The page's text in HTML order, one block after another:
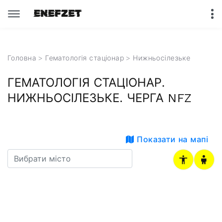
Головна > Гематологія стаціонар > Нижньосілезьке
ГЕМАТОЛОГІЯ СТАЦІОНАР.
НИЖНЬОСІЛЕЗЬКЕ. ЧЕРГА NFZ
Показати на мапі